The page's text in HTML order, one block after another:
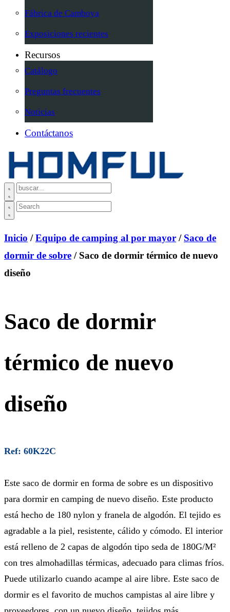
Fábrica de Camboya
Exposiciones recientes
Recursos
Catálogo
Preguntas frecuentes
Noticias
Contáctanos
Inicio /Equipo de camping al por mayor / Saco de
dormir de sobre / Saco de dormir térmico de nuevo
diseño
Saco de dormir
térmico de nuevo
diseño
Ref: 60K22C
Este saco de dormir en forma de sobre es un dispositivo
para dormir en camping de nuevo diseño. Este producto
está hecho de 180 nylon y franela de algodón. El tejido es
agradable a la piel, resistente, cálido y cómodo. El interior
está relleno de 2 capas de algodón tipo seda de 180G/M²
con tres almohadillas térmicas, adecuado para climas fríos.
Puede utilizarlo cuando acampe al aire libre. Este saco de
dormir es el favorito de muchos campistas al aire libre y